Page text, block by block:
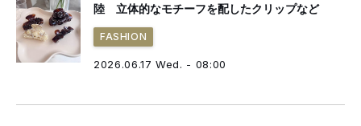
陸 立体的なモチーフを配したクリップなど
FASHION
2026.06.17 Wed. - 08:00